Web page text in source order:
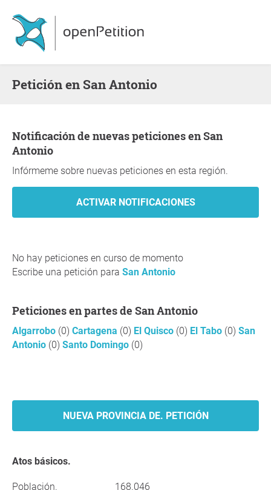
Petición en San Antonio
Notificación de nuevas peticiones en San
Antonio
Infórmeme sobre nuevas peticiones en esta región.
No hay peticiones en curso de momento
Escribe una petición para San Antonio
Peticiones en partes de San Antonio
Algarrobo (0) Cartagena (0) El Quisco (0) El Tabo (0) San
Antonio (0) Santo Domingo (0)
NUEVA PROVINCIA DE. PETICIÓN
Atos básicos.
Población. 168.046